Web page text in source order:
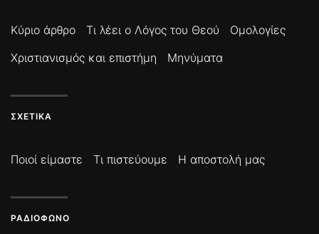
Κύριο άρθρο Τι λέει ο Λόγος του Θεού
Ομολογίες
Χριστιανισμός και επιστήμη
Μηνύματα
ΣΧΕΤΙΚΆ
Ποιοί είμαστε Τι πιστεύουμε Η αποστολή μας
ΡΑΔΙΌΦΩΝΟ